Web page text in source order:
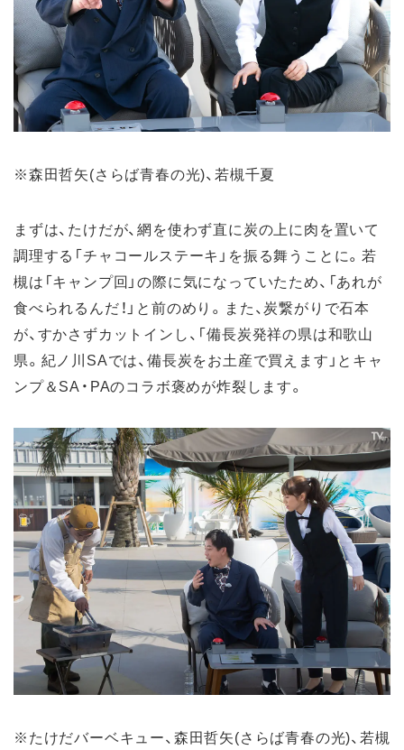
※森田哲矢(さらば青春の光)、若槻千夏
まずは、たけだが、網を使わず直に炭の上に肉を置いて
調理する「チャコールステーキ」を振る舞うことに。若
槻は「キャンプ回」の際に気になっていたため、「あれが
食べられるんだ！」と前のめり。また、炭繋がりで石本
が、すかさずカットインし、「備長炭発祥の県は和歌山
県。紀ノ川SAでは、備長炭をお土産で買えます」とキャ
ンプ＆SA・PAのコラボ褒めが炸裂します。
※たけだバーベキュー、森田哲矢(さらば青春の光)、若槻